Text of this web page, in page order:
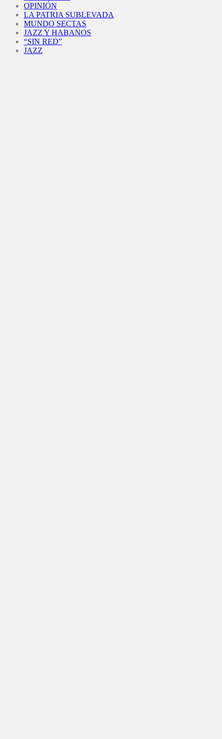
OPINIÓN
LA PATRIA SUBLEVADA
MUNDO SECTAS
JAZZ Y HABANOS
“SIN RED”
JAZZ